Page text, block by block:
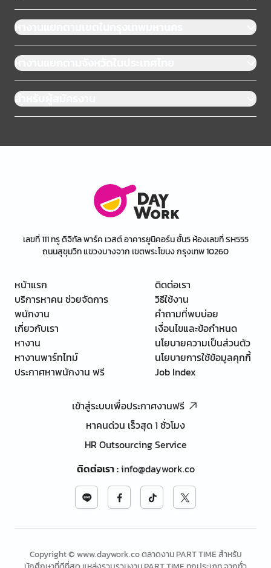
หางานแยกตามเขตในกรุงเทพมหานคร
หางานแยกตามจังหวัดในประเทศไทย
สำหรับผู้สมัครงาน
เลขที่ 111 ทรู ดิจิทัล พาร์ค เวสต์ อาคารยูนิคอร์น ชั้น5 ห้องเลขที่ SH555
ถนนสุขุมวิท แขวงบางจาก เขตพระโขนง กรุงเทพ 10260
หน้าแรก
บริการหาคน ช่วยจัดการ
พนักงาน
เกี่ยวกับเรา
หางาน
หางานพาร์ทไทม์
ประกาศหาพนักงาน ฟรี
ติดต่อเรา
วิธีใช้งาน
คำถามที่พบบ่อย
เงื่อนไขและข้อกำหนด
นโยบายความเป็นส่วนตัว
นโยบายการใช้ข้อมูลคุกกี้
Job Index
เข้าสู่ระบบเพื่อประกาศงานฟรี
หาคนด่วน เร็วสุด 1 ชั่วโมง
HR Outsourcing Service
ติดต่อเรา:info@daywork.co
Copyright © www.daywork.co ตลาดงาน PART TIME สำหรับ